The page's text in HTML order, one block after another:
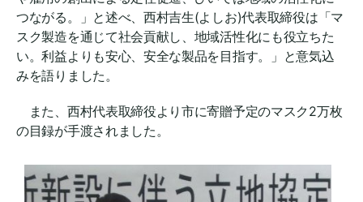
つながる。」と述べ、西村吉生(よしお)代表取締役は「マ
スク製造を通じて社会貢献し、地域活性化にも役立ちた
い。利益よりも安心、安全な製品を目指す。」と意気込
みを語りました。
また、西村代表取締役より市に寄贈予定のマスク2万枚
の目録が手渡されました。